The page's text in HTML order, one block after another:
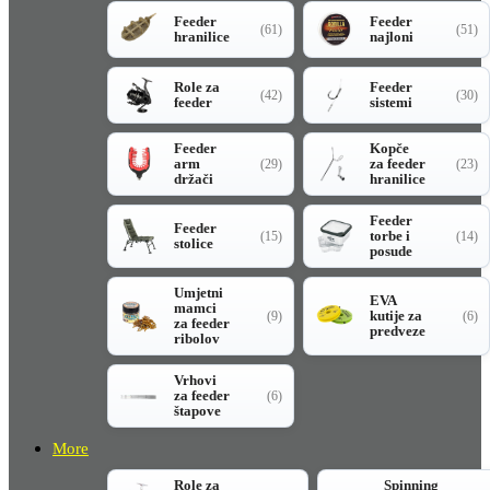
Feeder
hranilice
(61)
Feeder
najloni
(51)
Role za
feeder
(42)
Feeder
sistemi
(30)
Feeder
arm
držači
(29)
Kopče
za feeder
hranilice
(23)
Feeder
stolice
(15)
Feeder
torbe i
posude
(14)
Umjetni
mamci
za feeder
ribolov
(9)
EVA
kutije za
predveze
(6)
Vrhovi
za feeder
štapove
(6)
More
Role za
Spinning